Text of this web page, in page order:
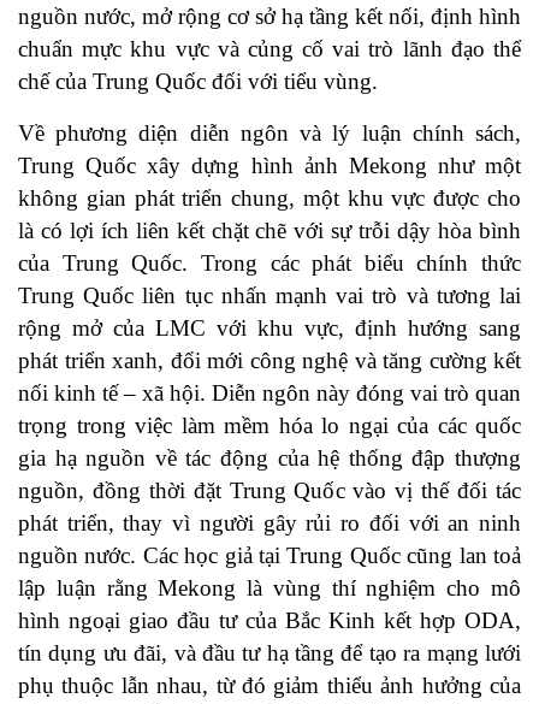
nguồn nước, mở rộng cơ sở hạ tầng kết nối, định hình
chuẩn mực khu vực và củng cố vai trò lãnh đạo thể
chế của Trung Quốc đối với tiểu vùng.
Về phương diện diễn ngôn và lý luận chính sách,
Trung Quốc xây dựng hình ảnh Mekong như một
không gian phát triển chung, một khu vực được cho
là có lợi ích liên kết chặt chẽ với sự trỗi dậy hòa bình
của Trung Quốc. Trong các phát biểu chính thức
Trung Quốc liên tục nhấn mạnh vai trò và tương lai
rộng mở của LMC với khu vực, định hướng sang
phát triển xanh, đổi mới công nghệ và tăng cường kết
nối kinh tế – xã hội. Diễn ngôn này đóng vai trò quan
trọng trong việc làm mềm hóa lo ngại của các quốc
gia hạ nguồn về tác động của hệ thống đập thượng
nguồn, đồng thời đặt Trung Quốc vào vị thế đối tác
phát triển, thay vì người gây rủi ro đối với an ninh
nguồn nước. Các học giả tại Trung Quốc cũng lan toả
lập luận rằng Mekong là vùng thí nghiệm cho mô
hình ngoại giao đầu tư của Bắc Kinh kết hợp ODA,
tín dụng ưu đãi, và đầu tư hạ tầng để tạo ra mạng lưới
phụ thuộc lẫn nhau, từ đó giảm thiểu ảnh hưởng của